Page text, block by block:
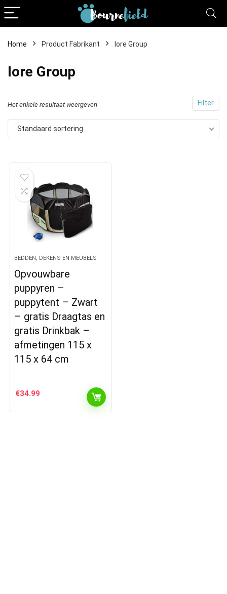
Home Product Fabrikant Iore Group
Iore Group
Filter
Het enkele resultaat weergeven
Standaard sortering
BEDDEN, DEKENS EN MEUBELS
Opvouwbare
puppyren –
puppytent – Zwart
– gratis Draagtas en
gratis Drinkbak –
afmetingen 115 x
115 x 64 cm
€34.99